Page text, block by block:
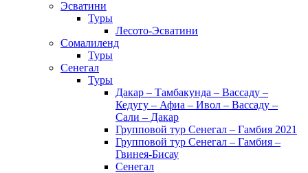
Эсватини
Туры
Лесото-Эсватини
Сомалиленд
Туры
Сенегал
Туры
Дакар – Тамбакунда – Вассаду –
Кедугу – Афиа – Ивол – Вассаду –
Сали – Дакар
Групповой тур Сенегал – Гамбия 2021
Групповой тур Сенегал – Гамбия –
Гвинея-Бисау
Сенегал